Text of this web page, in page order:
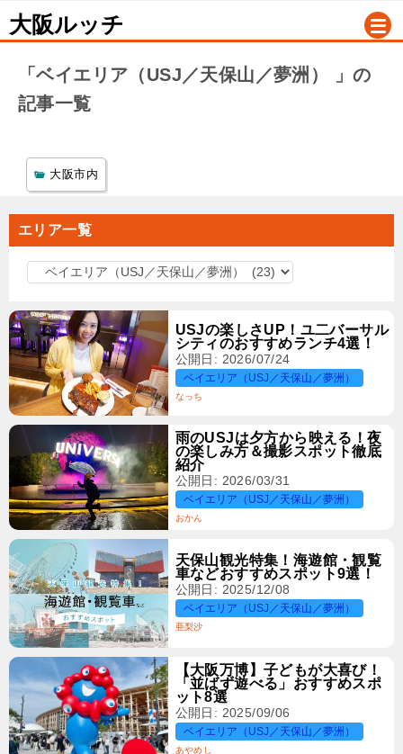
大阪ルッチ
「ベイエリア（USJ／天保山／夢洲） 」の
記事一覧
大阪市内
エリア一覧
ア
一
覧
USJの楽しさUP！ユ二バーサル
シティのおすすめランチ4選！
公開日: 2026/07/24
ベイエリア（USJ／天保山／夢洲）
なっち
雨のUSJは夕方から映える！夜
の楽しみ方＆撮影スポット徹底
紹介
公開日: 2026/03/31
ベイエリア（USJ／天保山／夢洲）
おかん
天保山観光特集！海遊館・観覧
車などおすすめスポット9選！
公開日: 2025/12/08
ベイエリア（USJ／天保山／夢洲）
亜梨沙
【大阪万博】子どもが大喜び！
「並ばず遊べる」おすすめスポ
ット8選
公開日: 2025/09/06
ベイエリア（USJ／天保山／夢洲）
あやめし